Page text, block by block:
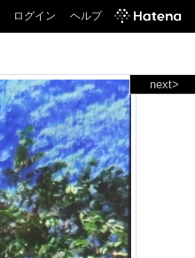
ログイン ヘルプ
next>